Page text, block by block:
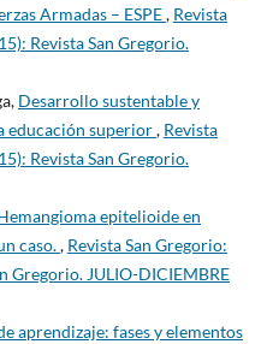
Armadas – ESPE, Revista
Revista San Gregorio.
Desarrollo sustentable y
educación superior, Revista
Revista San Gregorio.
epitelioide en
caso., Revista San Gregorio:
Gregorio. JULIO-DICIEMBRE
aprendizaje: fases y elementos